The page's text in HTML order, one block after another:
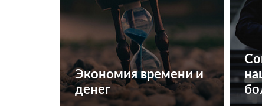
Экономия времени и
денег